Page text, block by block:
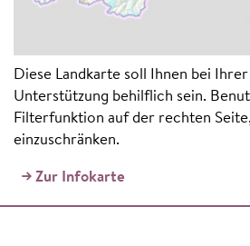
Diese Landkarte soll Ihnen bei
Unterstützung behilflich sein.
Filterfunktion auf der rechten
einzuschränken.
Zur Infokarte